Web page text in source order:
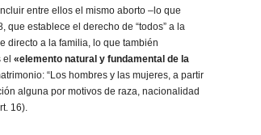
entre ellos el mismo aborto –lo que
establece el derecho de “todos” a la
directo a la familia, lo que también
«elemento natural y fundamental de la
“Los hombres y las mujeres, a partir
alguna por motivos de raza, nacionalidad
16).